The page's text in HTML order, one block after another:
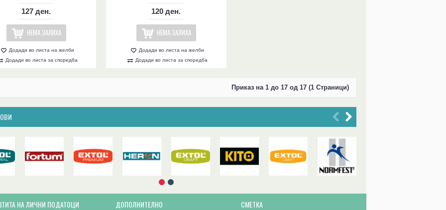
127 ден.
НЕМА ЗАЛИХА
Додади во листа на желби
Додади во листа за споредба
120 ден.
НЕМА ЗАЛИХА
Додади во листа на желби
Додади во листа за споредба
Приказ на 1 до 17 од 17 (1 Страници)
НА ЛИЧНИ ПОДАТОЦИ ДОПОЛНИТЕЛНО СМЕТКА